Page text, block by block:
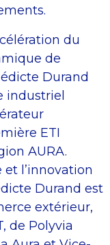
du
de
Durand
industriel
ETI
AURA.
l’innovation
Durand est
extérieur,
de Polyvia